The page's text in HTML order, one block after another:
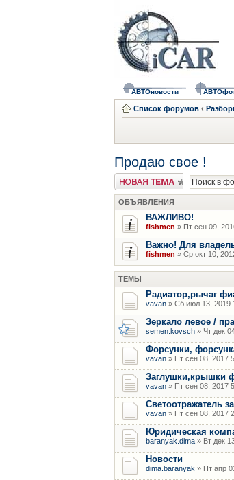
АВТОновости
Список форумов ‹
Продаю свое !
Новая тема
ОБЪЯВЛЕНИЯ
ВАЖЛИВО!
fishmen » Пт сен 09,
Важно! Для
fishmen » Ср окт 10,
ТЕМЫ
Радиатор,рычаг
vavan » Сб июл 13, 2019
Зеркало левое /
semen.kovsch » Чт дек
Форсунки,
vavan » Пт сен 08, 2017
Заглушки,крышки
vavan » Пт сен 08, 2017
Светоотражатель
vavan » Пт сен 08, 2017
Юридическая
baranyak.dima » Вт дек
Новости
dima.baranyak » Пт апр